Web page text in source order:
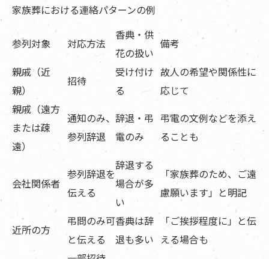
家族葬における連絡パターンの例
参列対象 対応方法
香典・供
花の扱い
備考
親戚（近
親）
招待
受け付け
る
故人の希望や関係性に
応じて
親戚（遠方
または疎
遠）
通知のみ、
参列辞退
辞退・弔
電のみ
弔電の文例などを添え
ることも
会社関係者
参列辞退を
伝える
辞退する
場合が多
い
「家族葬のため、ご遠
慮願います」と明記
近所の方
弔問のみ可
と伝える
香典は辞
退も多い
「ご挨拶程度に」と伝
える場合も